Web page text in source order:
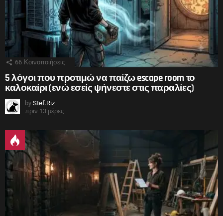
66 Κοινοποιήσεις
5 λόγοι που προτιμώ να παίζω escape room το
καλοκαίρι (ενώ εσείς ψήνεστε στις παραλίες)
by Stef.Riz
πριν 13 μέρες